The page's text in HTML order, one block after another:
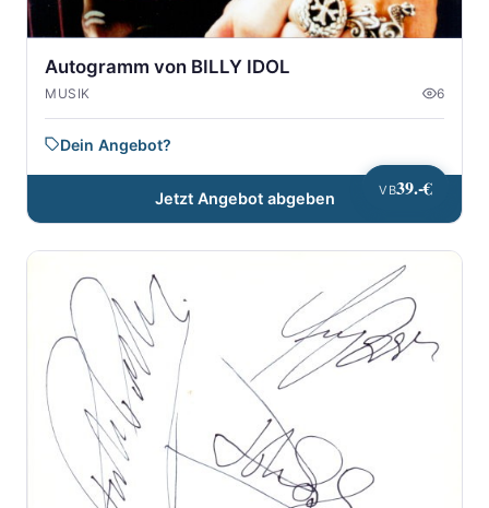
VB39.-€
Autogramm von BILLY IDOL
MUSIK 6
Dein Angebot?
Jetzt Angebot abgeben